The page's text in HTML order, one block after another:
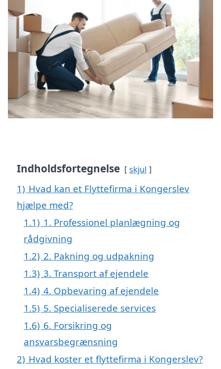
Indholdsfortegnelse skjul
1) Hvad kan et Flyttefirma i Kongerslev
hjælpe med?
1.1) 1. Professionel planlægning og
rådgivning
1.2) 2. Pakning og udpakning
1.3) 3. Transport af ejendele
1.4) 4. Opbevaring af ejendele
1.5) 5. Specialiserede services
1.6) 6. Forsikring og
ansvarsbegrænsning
2) Hvad koster et flyttefirma i Kongerslev?